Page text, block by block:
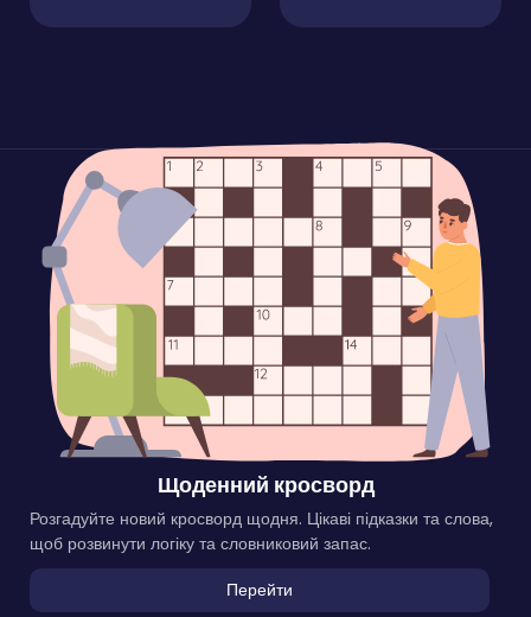
Щоденний кросворд
Розгадуйте новий кросворд щодня. Цікаві підказки та слова,
щоб розвинути логіку та словниковий запас.
Перейти